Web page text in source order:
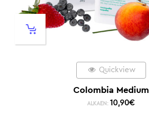
Quickview
Colombia Medium
ALKAEN: 10,90€